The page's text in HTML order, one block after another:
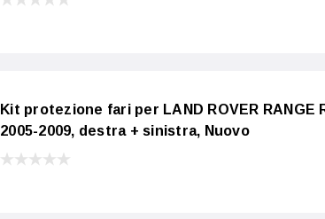
Kit protezione fari per LAND ROVER RANGE
2005-2009, destra + sinistra, Nuovo